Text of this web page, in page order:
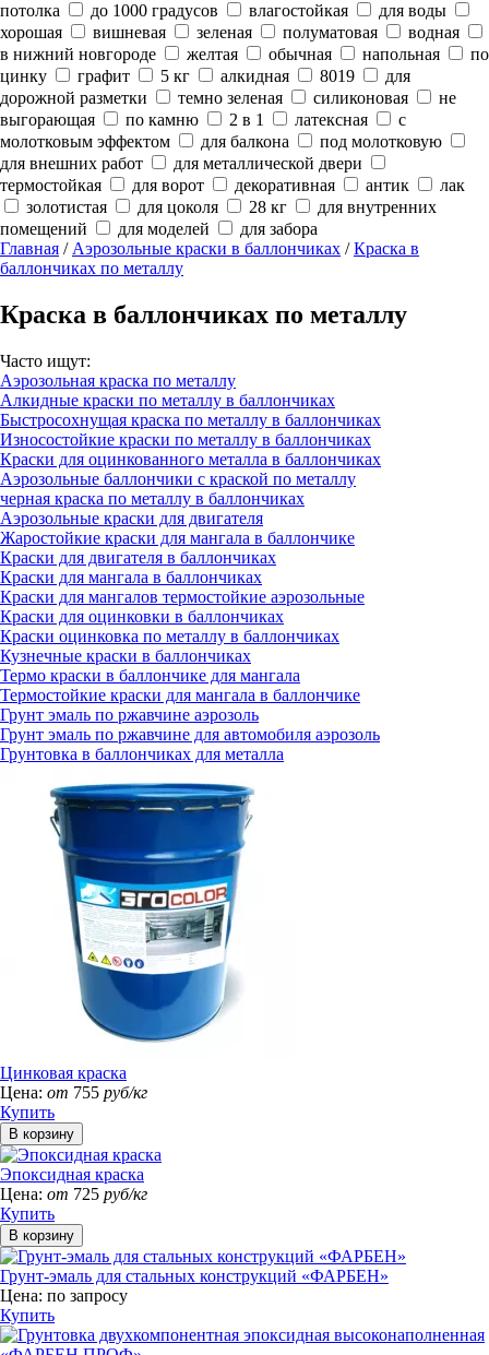
потолка
до 1000 градусов влагостойкая
для воды
хорошая
вишневая зеленая полуматовая
водная
в нижний новгороде
желтая обычная напольная
по
цинку
графит 5 кг алкидная 8019
для
дорожной разметки
темно зеленая силиконовая
не
выгорающая
по камню 2 в 1 латексная
с
молотковым эффектом
для балкона
под молотковую
для внешних работ
для металлической двери
термостойкая
для ворот декоративная антик
лак
золотистая
для цоколя 28 кг
для внутренних
помещений
для моделей
для забора
Главная / Аэрозольные краски в баллончиках /Краска в
баллончиках по металлу
Краска в баллончиках по металлу
Часто ищут:
Аэрозольная краска по металлу
Алкидные краски по металлу в баллончиках
Быстросохнущая краска по металлу в баллончиках
Износостойкие краски по металлу в баллончиках
Краски для оцинкованного металла в баллончиках
Аэрозольные баллончики с краской по металлу
черная краска по металлу в баллончиках
Аэрозольные краски для двигателя
Жаростойкие краски для мангала в баллончике
Краски для двигателя в баллончиках
Краски для мангала в баллончиках
Краски для мангалов термостойкие аэрозольные
Краски для оцинковки в баллончиках
Краски оцинковка по металлу в баллончиках
Кузнечные краски в баллончиках
Термо краски в баллончике для мангала
Термостойкие краски для мангала в баллончике
Грунт эмаль по ржавчине аэрозоль
Грунт эмаль по ржавчине для автомобиля аэрозоль
Грунтовка в баллончиках для металла
Цинковая краска
Цена: от 755 руб/кг
Купить
Эпоксидная краска
Цена: от 725 руб/кг
Купить
Грунт-эмаль для стальных конструкций «ФАРБЕН»
Цена: по запросу
Купить